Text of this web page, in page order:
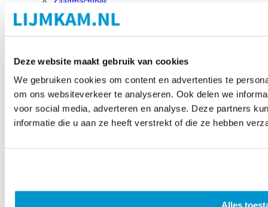
Deze website maakt gebruik van cookies
We gebruiken cookies om content en advertenties te
om ons websiteverkeer te analyseren. Ook delen we
voor social media, adverteren en analyse. Deze partners
informatie die u aan ze heeft verstrekt of die ze hebben
Merken